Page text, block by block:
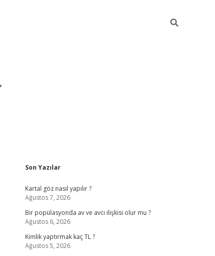
Sidebar
Son Yazılar
Kartal göz nasıl yapılır ?
Ağustos 7, 2026
Bir popülasyonda av ve avcı ilişkisi olur mu ?
Ağustos 6, 2026
Kimlik yaptırmak kaç TL ?
Ağustos 5, 2026
https://elexbetgiris.org/